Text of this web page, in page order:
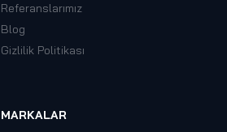
Referanslarımız
Blog
Gizlilik Politikası
MARKALAR